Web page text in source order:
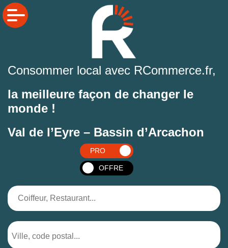
Consommer local avec RCommerce.fr,
la meilleure façon de changer le
monde !
Val de l’Eyre – Bassin d’Arcachon
PRO
OFFRE